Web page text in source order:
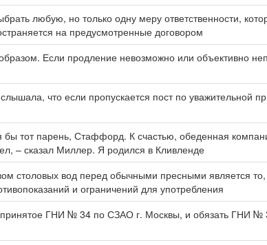
любую, но только одну меру ответственности,
на предусмотренные договором
Если продление невозможно или объективно
что если пропускается пост по уважительной
бы тот парень, Стаффорд. К счастью, обеденная
– сказал Миллер. Я родился в Кливленде
столовых вод перед обычными пресными является
и ограничений для употребления
ГНИ № 34 по СЗАО г. Москвы, и обязать ГНИ №